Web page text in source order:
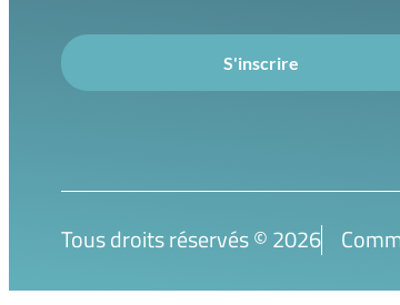
S'inscrire
Tous droits réservés © 2026